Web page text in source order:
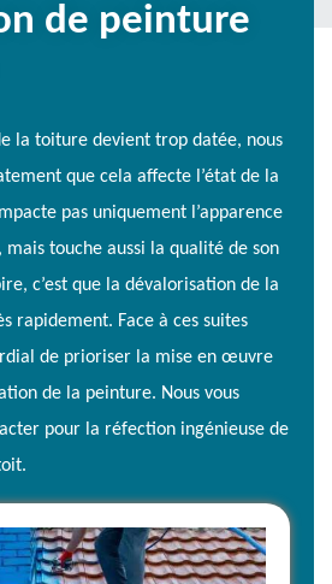
de peinture
la toiture devient trop datée, nous
que cela affecte l’état de la
pas uniquement l’apparence
touche aussi la qualité de son
c’est que la dévalorisation de la
rapidement. Face à ces suites
de prioriser la mise en œuvre
de la peinture. Nous vous
pour la réfection ingénieuse de